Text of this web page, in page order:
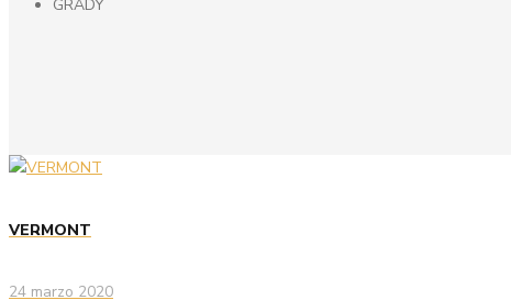
GRADY
VERMONT
24 marzo 2020